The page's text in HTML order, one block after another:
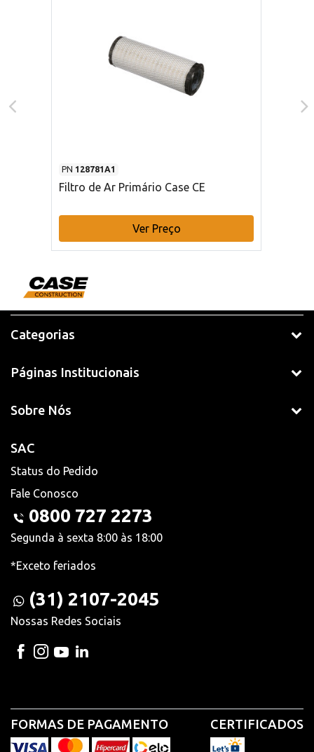
PN 128781A1
Filtro de Ar Primário Case CE
Ver Preço
Categorias
Páginas Institucionais
Sobre Nós
SAC
Status do Pedido
Fale Conosco
0800 727 2273
Segunda à sexta 8:00 às 18:00
*Exceto feriados
(31) 2107-2045
Nossas Redes Sociais
FORMAS DE PAGAMENTO CERTIFICADOS